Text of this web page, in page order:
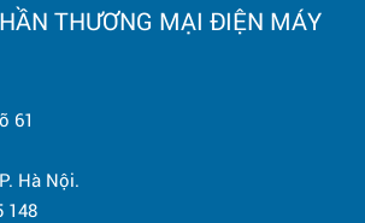
THƯƠNG MẠI ĐIỆN MÁY
61
Hà Nội.
148